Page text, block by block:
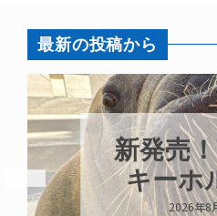
最新の投稿から
新発売
キーホ
2026年8